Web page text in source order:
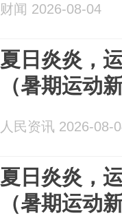
财闻 2026-08-04
夏日炎炎，
（暑期运动
人民资讯 2026-08-
夏日炎炎，
（暑期运动